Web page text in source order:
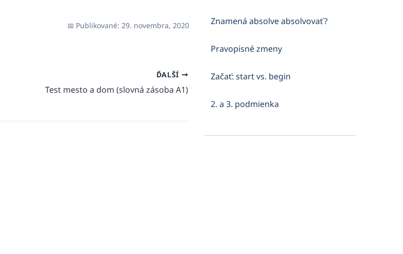
Publikované: 29. novembra, 2020
ĎALŠÍ
Test mesto a dom (slovná zásoba A1)
Znamená absolve absolvovať?
Pravopisné zmeny
Začať: start vs. begin
2. a 3. podmienka